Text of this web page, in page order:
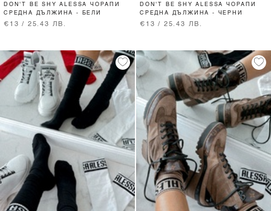
DON'T BE SHY ALESSA ЧОРАПИ
СРЕДНА ДЪЛЖИНА - БЕЛИ
€13 / 25.43 ЛВ.
DON'T BE SHY ALESSA ЧОРАПИ
СРЕДНА ДЪЛЖИНА - ЧЕРНИ
€13 / 25.43 ЛВ.